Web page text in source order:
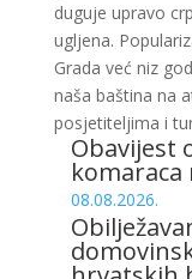
duguje upravo
ugljena.
Grada već niz
naša baština na
posjetiteljima i
Obavijest
08.08.2026.